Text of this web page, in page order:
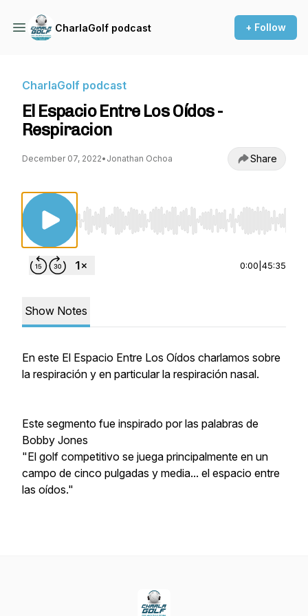
CharlaGolf podcast + Follow
CharlaGolf podcast
El Espacio Entre Los Oídos -
Respiracion
December 07, 2022• Jonathan Ochoa Share
Use Left/Right to seek, Home/End to jump to
0:00 45:35
Show Notes
En este El Espacio Entre Los Oídos charlamos sobre
la respiración y en particular la respiración nasal.
Este segmento fue inspirado por las palabras de
Bobby Jones
"El golf competitivo se juega principalmente en un
campo de cinco pulgadas y media... el espacio entre
las oídos."